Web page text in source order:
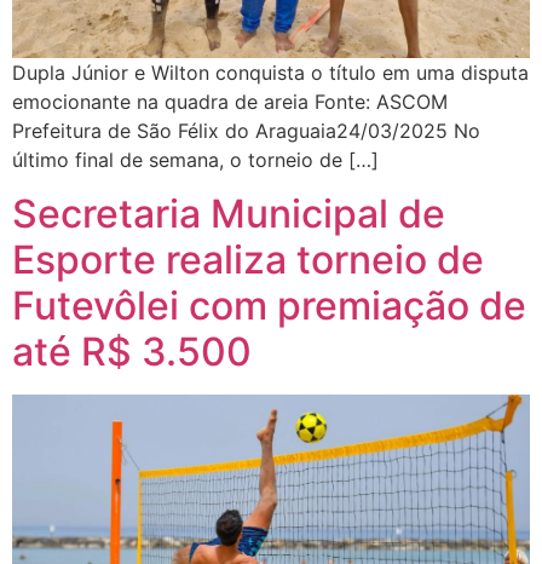
Dupla Júnior e Wilton conquista o título em uma disputa
emocionante na quadra de areia Fonte: ASCOM
Prefeitura de São Félix do Araguaia24/03/2025 No
último final de semana, o torneio de […]
Secretaria Municipal de
Esporte realiza torneio de
Futevôlei com premiação de
até R$ 3.500